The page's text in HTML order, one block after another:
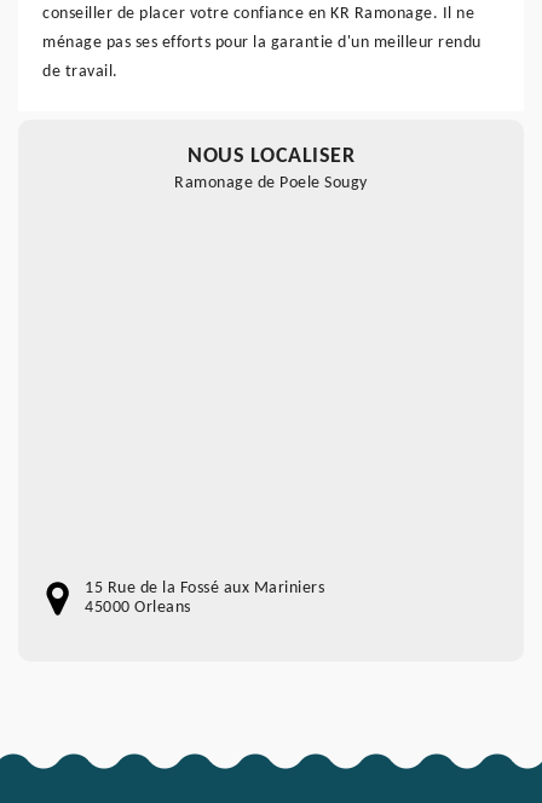
conseiller de placer votre confiance en KR Ramonage. Il ne
ménage pas ses efforts pour la garantie d'un meilleur rendu
de travail.
NOUS LOCALISER
Ramonage de Poele Sougy
15 Rue de la Fossé aux Mariniers
45000 Orleans